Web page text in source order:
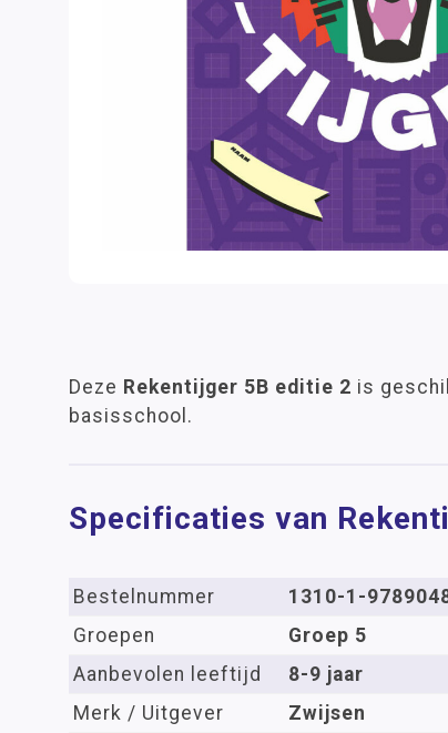
Deze Rekentijger 5B editie 2 is
basisschool.
Specificaties van
Bestelnummer
1310-1-
Groepen
Groep 5
Aanbevolen leeftijd
8-9 jaar
Merk / Uitgever
Zwijsen